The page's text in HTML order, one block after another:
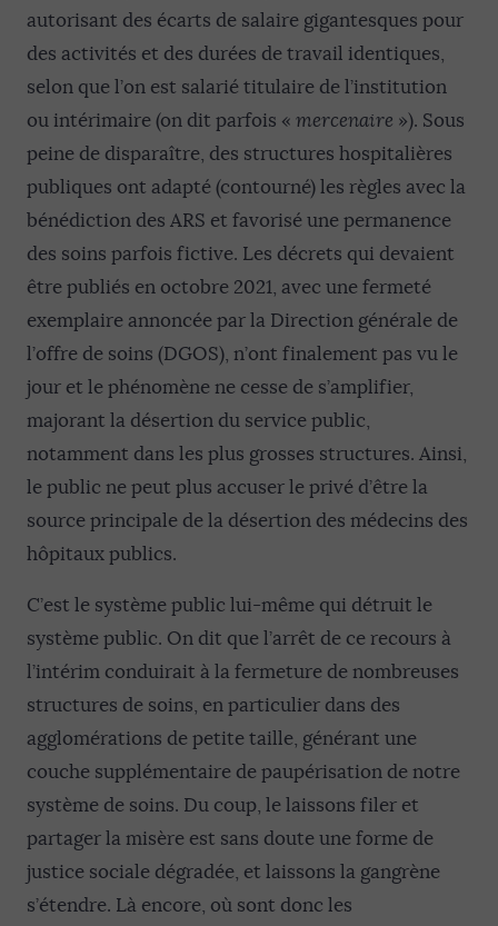
autorisant des écarts de salaire gigantesques pour
des activités et des durées de travail identiques,
selon que l’on est salarié titulaire de l’institution
ou intérimaire (on dit parfois « mercenaire »). Sous
peine de disparaître, des structures hospitalières
publiques ont adapté (contourné) les règles avec la
bénédiction des ARS et favorisé une permanence
des soins parfois fictive. Les décrets qui devaient
être publiés en octobre 2021, avec une fermeté
exemplaire annoncée par la Direction générale de
l’offre de soins (DGOS), n’ont finalement pas vu le
jour et le phénomène ne cesse de s’amplifier,
majorant la désertion du service public,
notamment dans les plus grosses structures. Ainsi,
le public ne peut plus accuser le privé d’être la
source principale de la désertion des médecins des
hôpitaux publics.
C’est le système public lui-même qui détruit le
système public. On dit que l’arrêt de ce recours à
l’intérim conduirait à la fermeture de nombreuses
structures de soins, en particulier dans des
agglomérations de petite taille, générant une
couche supplémentaire de paupérisation de notre
système de soins. Du coup, le laissons filer et
partager la misère est sans doute une forme de
justice sociale dégradée, et laissons la gangrène
s’étendre. Là encore, où sont donc les